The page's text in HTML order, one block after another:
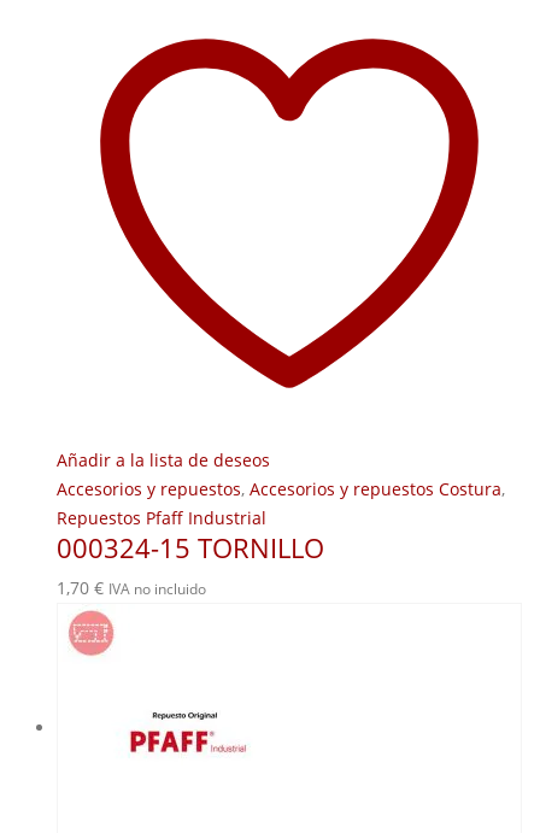
Añadir a la lista de deseos
Accesorios y repuestos, Accesorios y repuestos Costura,
Repuestos Pfaff Industrial
000324-15 TORNILLO
1,70 € IVA no incluido